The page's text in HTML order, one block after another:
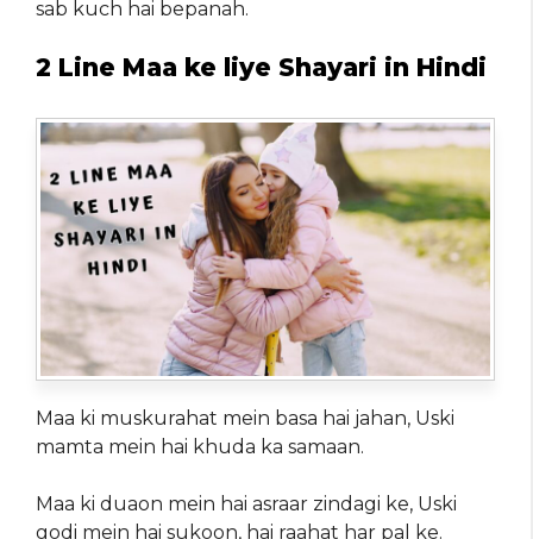
sab kuch hai bepanah.
2 Line Maa ke liye Shayari in Hindi
Maa ki muskurahat mein basa hai jahan, Uski
mamta mein hai khuda ka samaan.
Maa ki duaon mein hai asraar zindagi ke, Uski
godi mein hai sukoon, hai raahat har pal ke.